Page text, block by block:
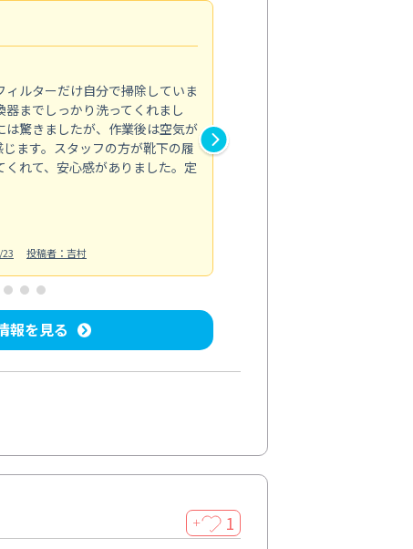
ルターだけ自分で掃除していま
までしっかり洗ってくれまし
驚きましたが、作業後は空気が
ます。スタッフの方が靴下の履
れて、安心感がありました。定
投稿者：吉村
報を見る
＋ 1